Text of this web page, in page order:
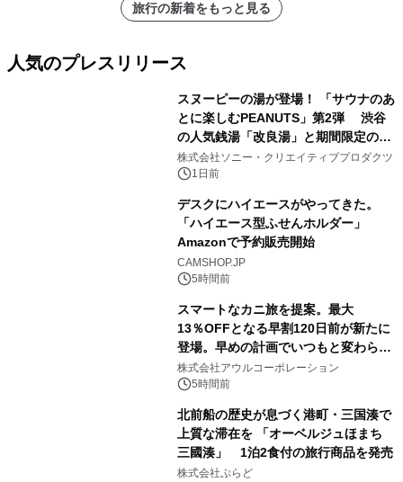
旅行の新着をもっと見る
人気のプレスリリース
スヌーピーの湯が登場！ 「サウナのあ
とに楽しむPEANUTS」第2弾 渋谷
の人気銭湯「改良湯」と期間限定のコ
ラボレーション サウナイキタイコラ
ボグッズも発売決定！
株式会社ソニー・クリエイティブプロダクツ
1日前
デスクにハイエースがやってきた。
「ハイエース型ふせんホルダー」
Amazonで予約販売開始
CAMSHOP.JP
5時間前
スマートなカニ旅を提案。最大
13％OFFとなる早割120日前が新たに
登場。早めの計画でいつもと変わらぬ
大人の冬旅を。ー夕日ヶ浦温泉「佳松
苑 別邸ふうか」ー
株式会社アウルコーポレーション
5時間前
北前船の歴史が息づく港町・三国湊で
上質な滞在を 「オーベルジュほまち
三國湊」 1泊2食付の旅行商品を発売
株式会社ぷらど